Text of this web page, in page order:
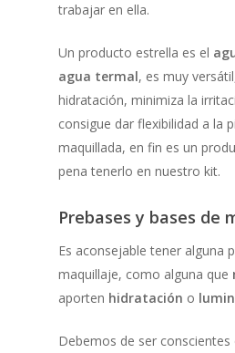
trabajar en ella.
Un producto estrella es el
agua termal, es muy
hidratación, minimiza la
consigue dar flexibilidad a la
maquillada, en fin es un
pena tenerlo en nuestro kit.
Prebases y bases de
Es aconsejable tener alguna
maquillaje, como alguna que
aporten hidratación o
Debemos de ser